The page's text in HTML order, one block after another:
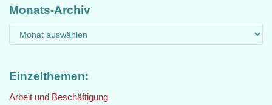
Monats-Archiv
Einzelthemen:
Arbeit und Beschäftigung